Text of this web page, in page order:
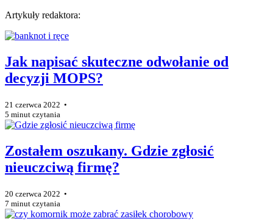
Artykuły redaktora:
Jak napisać skuteczne odwołanie od
decyzji MOPS?
21 czerwca 2022 •
5 minut czytania
Zostałem oszukany. Gdzie zgłosić
nieuczciwą firmę?
20 czerwca 2022 •
7 minut czytania